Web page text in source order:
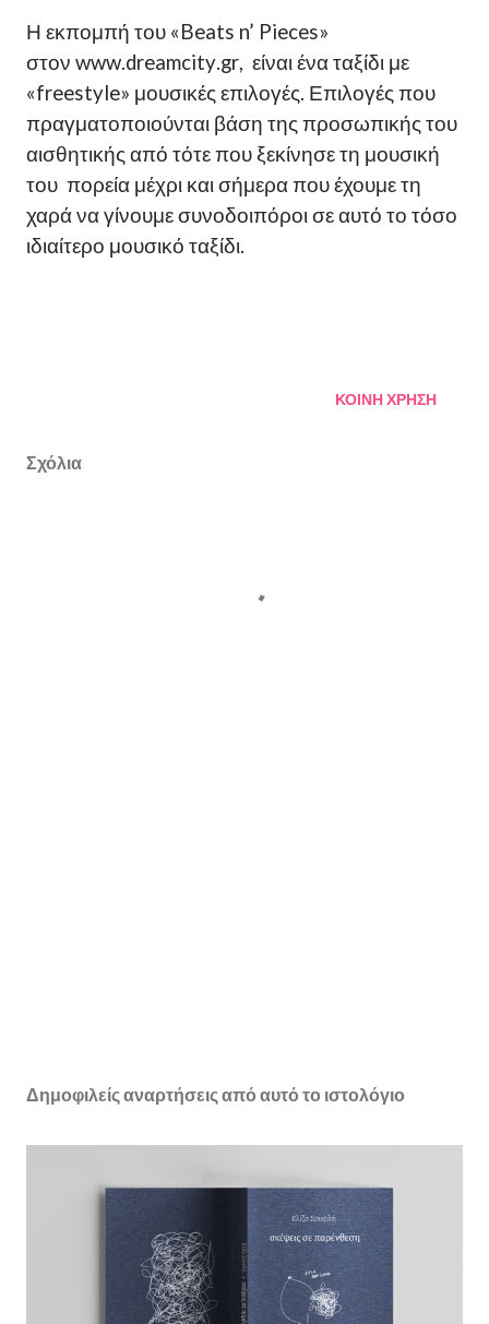
Η εκπομπή του «Beats n’ Pieces»
στον www.dreamcity.gr, είναι ένα ταξίδι με
«freestyle» μουσικές επιλογές. Επιλογές που
πραγματοποιούνται βάση της προσωπικής του
αισθητικής από τότε που ξεκίνησε τη μουσική
του πορεία μέχρι και σήμερα που έχουμε τη
χαρά να γίνουμε συνοδοιπόροι σε αυτό το τόσο
ιδιαίτερο μουσικό ταξίδι.
ΚΟΙΝΉ ΧΡΉΣΗ
Σχόλια
Δημοφιλείς αναρτήσεις από αυτό το ιστολόγιο